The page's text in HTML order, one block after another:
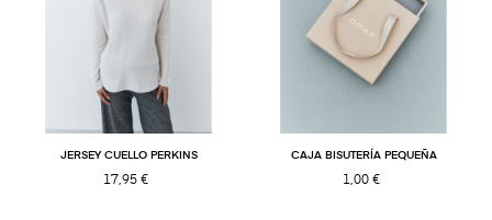
JERSEY CUELLO PERKINS
17,95 €
CAJA BISUTERÍA PEQUEÑA
1,00 €